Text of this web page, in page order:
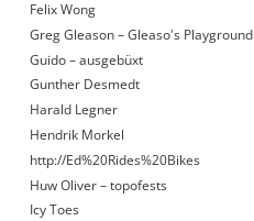
Felix Wong
Greg Gleason – Gleaso's Playground
Guido – ausgebüxt
Gunther Desmedt
Harald Legner
Hendrik Morkel
http://Ed%20Rides%20Bikes
Huw Oliver – topofests
Icy Toes